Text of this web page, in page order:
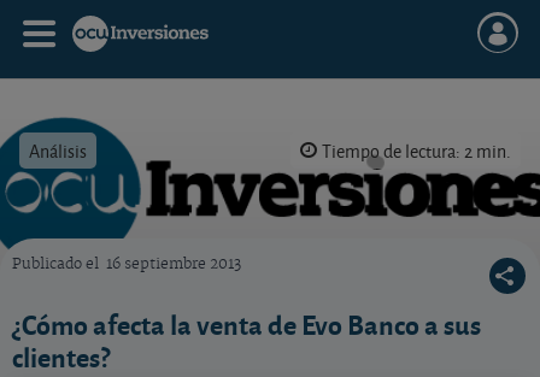
Análisis Tiempo de lectura: 2 min.
Publicado el 16 septiembre 2013
¿Cómo afecta la venta de Evo Banco a sus
clientes?